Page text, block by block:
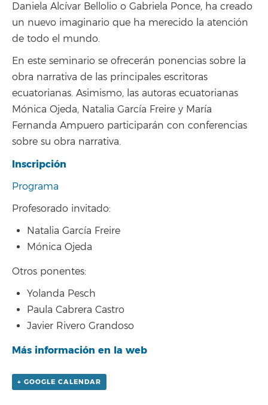
Daniela Alcívar Bellolio o Gabriela Ponce, ha creado
un nuevo imaginario que ha merecido la atención
de todo el mundo.
En este seminario se ofrecerán ponencias sobre la
obra narrativa de las principales escritoras
ecuatorianas. Asimismo, las autoras ecuatorianas
Mónica Ojeda, Natalia García Freire y María
Fernanda Ampuero participarán con conferencias
sobre su obra narrativa.
Inscripción
Programa
Profesorado invitado:
Natalia García Freire
Mónica Ojeda
Otros ponentes:
Yolanda Pesch
Paula Cabrera Castro
Javier Rivero Grandoso
Más información en la web
+ GOOGLE CALENDAR